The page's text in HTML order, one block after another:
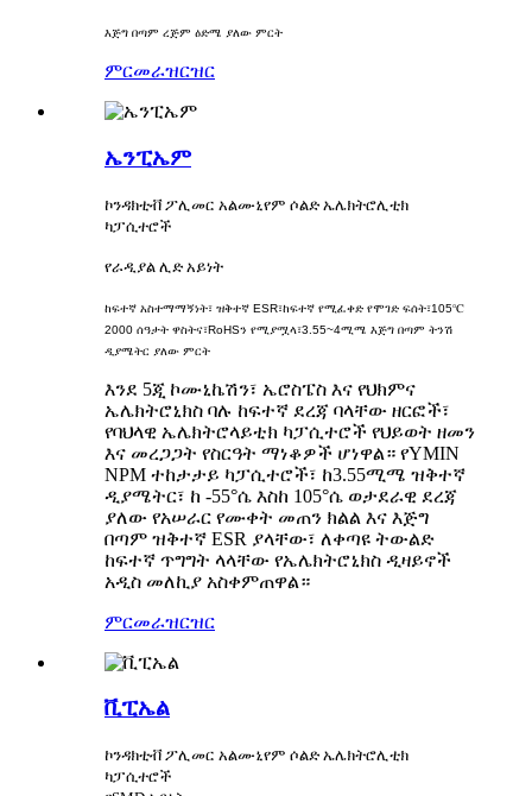
እጅግ በጣም ረጅም ዕድሜ ያለው ምርት
ምርመራዝርዝር
ኤንፒኤም
ኮንዳክቲቭ ፖሊመር አልሙኒየም ሶልድ ኤሌክትሮሊቲክ
ካፓሲተሮች
የራዲያል ሊድ አይነት
ከፍተኛ አስተማማኝነት፣ ዝቅተኛ ESR፣ከፍተኛ የሚፈቀድ የሞገድ ፍሰት፣105℃
2000 ሰዓታት ዋስትና፣RoHSን የሚያሟላ፣3.55~4ሚሜ እጅግ በጣም ትንሽ
ዲያሜትር ያለው ምርት
እንደ 5ጂ ኮሙኒኬሽን፣ ኤሮስፔስ እና የህክምና
ኤሌክትሮኒክስ ባሉ ከፍተኛ ደረጃ ባላቸው ዘርፎች፣
የባህላዊ ኤሌክትሮላይቲክ ካፓሲተሮች የህይወት ዘመን
እና መረጋጋት የስርዓት ማነቆዎች ሆነዋል። የYMIN
NPM ተከታታይ ካፓሲተሮች፣ ከ3.55ሚሜ ዝቅተኛ
ዲያሜትር፣ ከ -55°ሴ እስከ 105°ሴ ወታደራዊ ደረጃ
ያለው የአሠራር የሙቀት መጠን ክልል እና እጅግ
በጣም ዝቅተኛ ESR ያላቸው፣ ለቀጣዩ ትውልድ
ከፍተኛ ጥግግት ላላቸው የኤሌክትሮኒክስ ዲዛይኖች
አዲስ መለኪያ አስቀምጠዋል።
ምርመራዝርዝር
ቪፒኤል
ኮንዳክቲቭ ፖሊመር አልሙኒየም ሶልድ ኤሌክትሮሊቲክ
ካፓሲተሮች